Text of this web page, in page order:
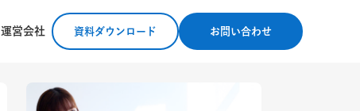
運営会社 資料ダウンロード お問い合わせ